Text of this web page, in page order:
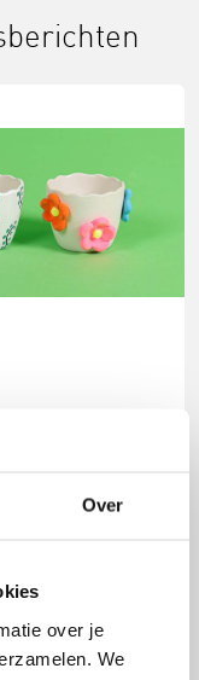
Over
over je
We
weer
te zaaien.